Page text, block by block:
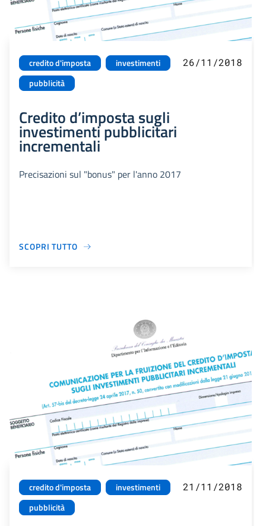
credito d'imposta
investimenti
pubblicità
26/11/2018
Credito d’imposta sugli
investimenti pubblicitari
incrementali
Precisazioni sul "bonus" per l'anno 2017
SCOPRI TUTTO
credito d'imposta
investimenti
pubblicità
21/11/2018